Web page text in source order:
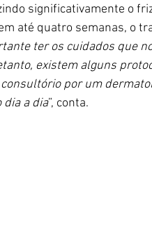
significativamente o
até quatro semanas, o
ter os cuidados que
existem alguns
por um
dia a dia”, conta.